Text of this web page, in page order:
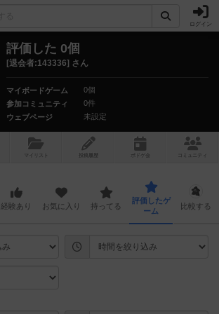
ログイン
評価した 0個
[退会者:143336] さん
マイボードゲーム
0個
参加コミュニティ
0件
ウェブページ
未設定
マイリスト 投稿履歴 ボ ドゲ コミュニティ
経験あり お気に入り 持ってる
評価したゲ
ーム
比較する